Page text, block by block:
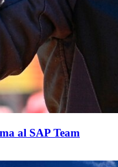
al SAP Team